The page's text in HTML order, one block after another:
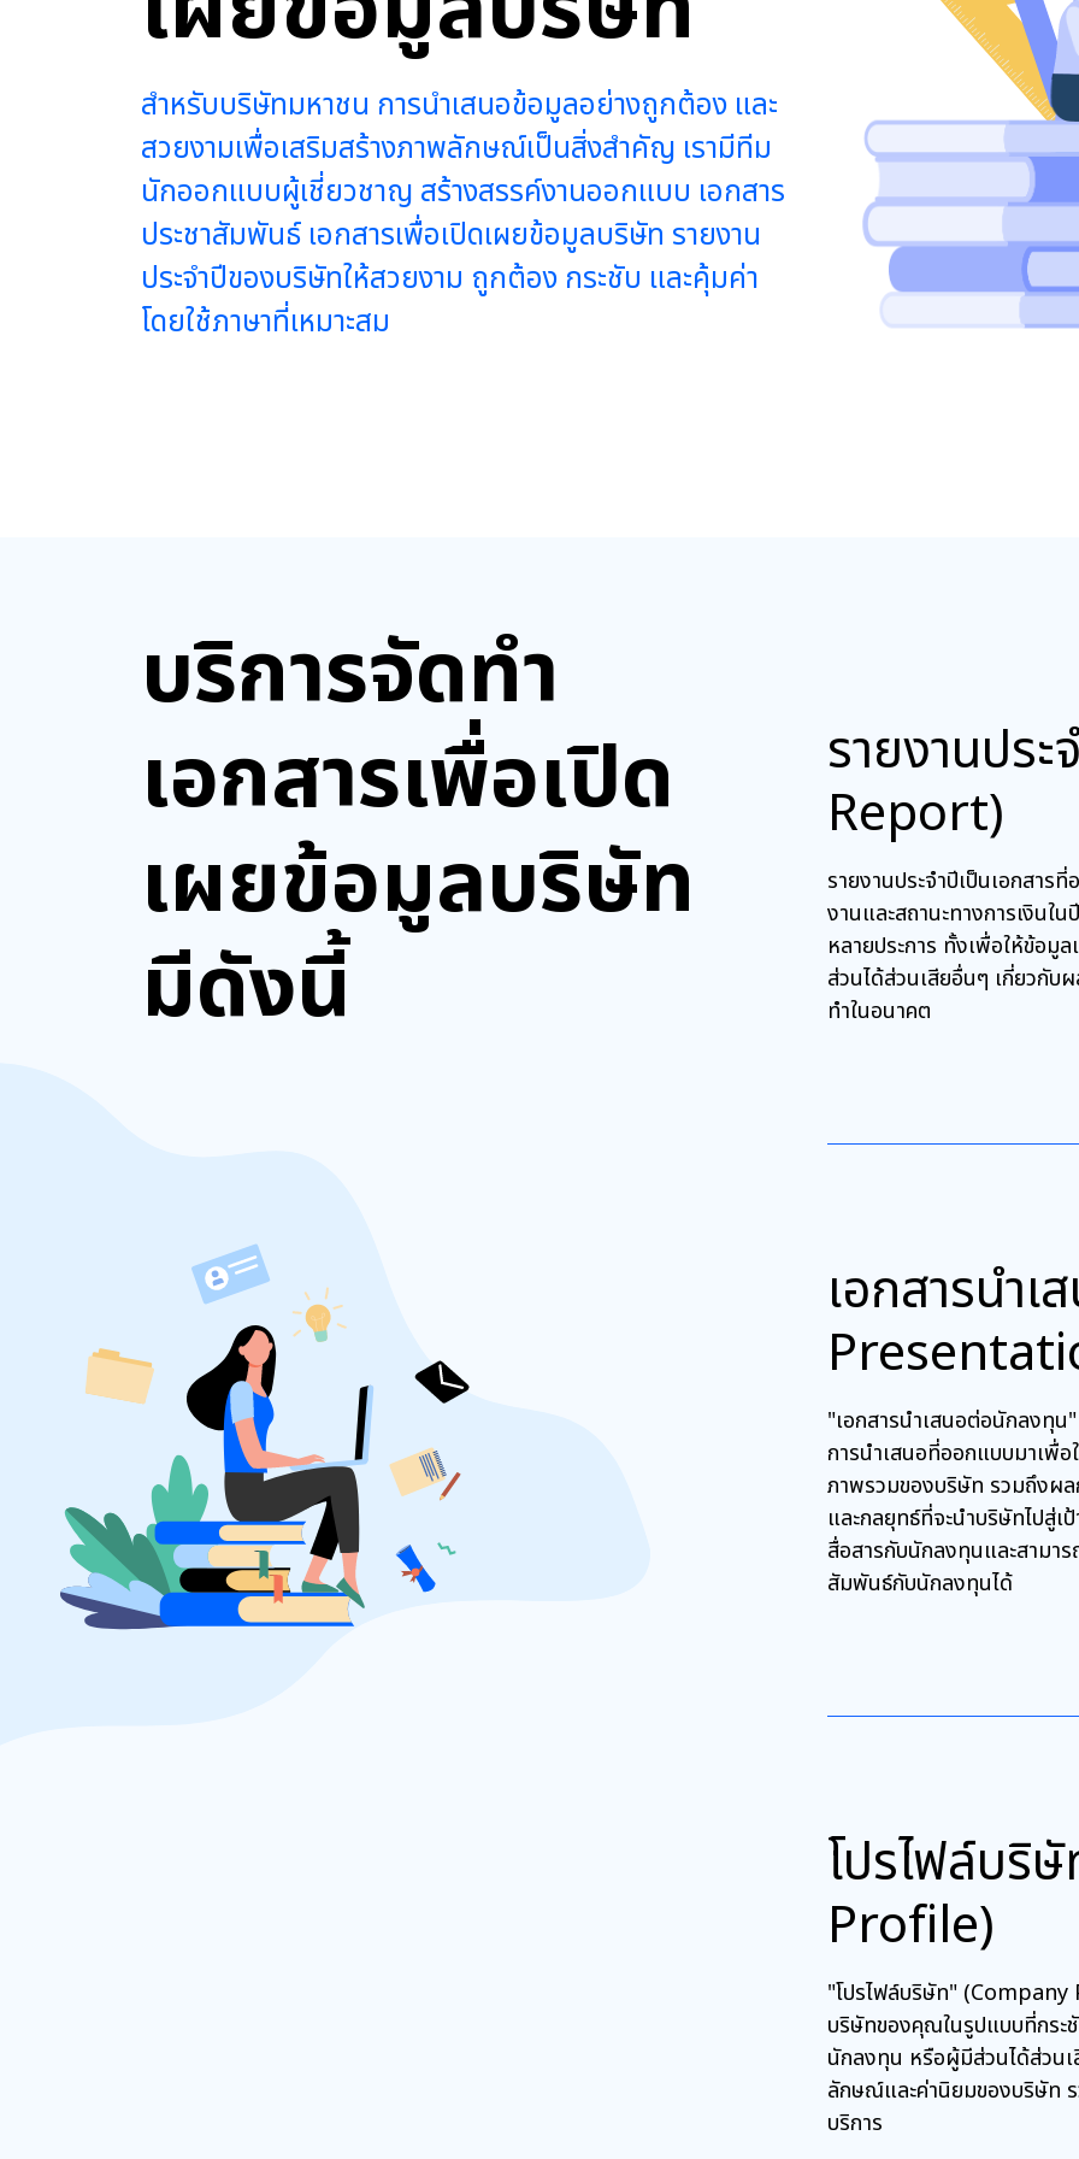
สำหรับบริษัทมหาชน การนำเสนอข้อมูลอย่างถูกต้อง และ
สวยงามเพื่อเสริมสร้างภาพลักษณ์เป็นสิ่งสำคัญ เรามีทีม
นักออกแบบผู้เชี่ยวชาญ สร้างสรรค์งานออกแบบ เอกสาร
ประชาสัมพันธ์ เอกสารเพื่อเปิดเผยข้อมูลบริษัท รายงาน
ประจำปีของบริษัทให้สวยงาม ถูกต้อง กระชับ และคุ้มค่า
โดยใช้ภาษาที่เหมาะสม
บริการจัดทำ
เอกสารเพื่อเปิด
เผยข้อมูลบริษัท
มีดังนี้
รายงานปร
Report)
รายงานประจำปีเป็นเอกสา
งานและสถานะทางการเงิน
หลายประการ ทั้งเพื่อให้ข้อ
ส่วนได้ส่วนเสียอื่นๆ เกี่ยวกับ
ทำในอนาคต
เอกสารนำ
"เอกสารนำเสนอต่อนักลงทุ
การนำเสนอที่ออกแบบมาเพื่
ภาพรวมของบริษัท รวมถึงผล
และกลยุทธ์ที่จะนำบริษัทไปสู่
สื่อสารกับนักลงทุนและสามา
สัมพันธ์กับนักลงทุนได้
โปรไฟล์บริ
Profile)
"โปรไฟล์บริษัท" (Company
บริษัทของคุณในรูปแบบที่กระ
นักลงทุน หรือผู้มีส่วนได้ส่วน
ลักษณ์และค่านิยมของบริษัท
บริการ